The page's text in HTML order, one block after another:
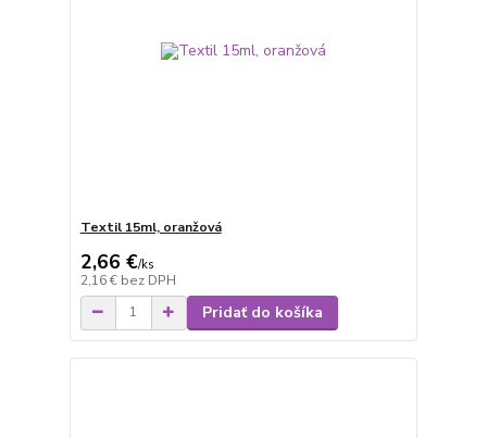
Textil 15ml, oranžová
2,66 €/ks
2,16 € bez DPH
Pridať do košíka